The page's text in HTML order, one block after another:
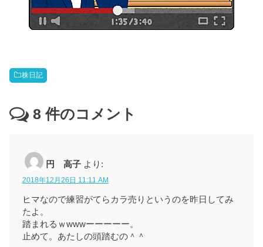
株日記
8 件のコメント
円 高子 より:
2018年12月26日 11:11 AM
ヒマなので練習がてらカラ売りというのを昨日してみ
たよ。
踏まれるｗwwwーーーーー。
止めて。あたしの頭踏むの＾＾